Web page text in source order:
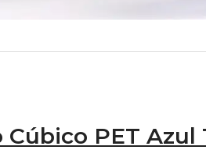
Cúbico PET